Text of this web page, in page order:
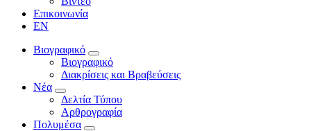
Επικοινωνία
EN
Βιογραφικό
Βιογραφικό
Διακρίσεις και Βραβεύσεις
Νέα
Δελτία Τύπου
Αρθρογραφία
Πολυμέσα